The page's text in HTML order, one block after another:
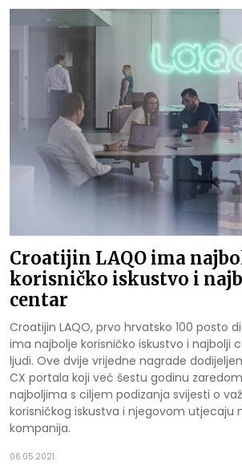
Croatijin LAQO ima
korisničko iskustvo i
centar
Croatijin LAQO, prvo hrvatsko 100 posto
ima najbolje korisničko iskustvo i najbolji
ljudi. Ove dvije vrijedne nagrade
CX portala koji već šestu godinu
najboljima s ciljem podizanja svijesti o
korisničkog iskustva i njegovom utjecaju
kompanija.
06.05.2021.